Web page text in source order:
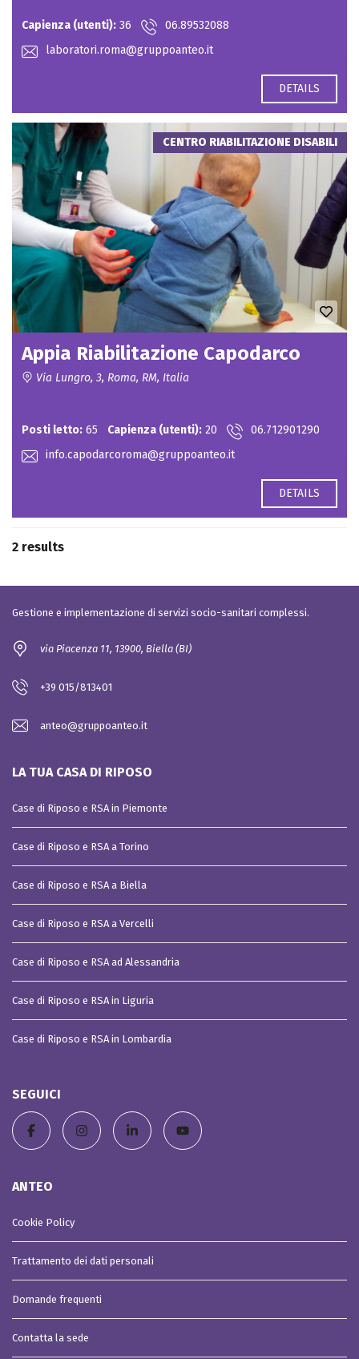
Capienza (utenti): 36
06.89532088
laboratori.roma@gruppoanteo.it
DETAILS
CENTRO RIABILITAZIONE DISABILI
Appia Riabilitazione Capodarco
Via Lungro, 3, Roma, RM, Italia
Posti letto: 65 Capienza (utenti): 20
06.712901290
info.capodarcoroma@gruppoanteo.it
DETAILS
2 results
Gestione e implementazione di servizi socio-sanitari complessi.
via Piacenza 11, 13900, Biella (BI)
+39 015/813401
anteo@gruppoanteo.it
LA TUA CASA DI RIPOSO
Case di Riposo e RSA in Piemonte
Case di Riposo e RSA a Torino
Case di Riposo e RSA a Biella
Case di Riposo e RSA a Vercelli
Case di Riposo e RSA ad Alessandria
Case di Riposo e RSA in Liguria
Case di Riposo e RSA in Lombardia
SEGUICI
ANTEO
Cookie Policy
Trattamento dei dati personali
Domande frequenti
Contatta la sede